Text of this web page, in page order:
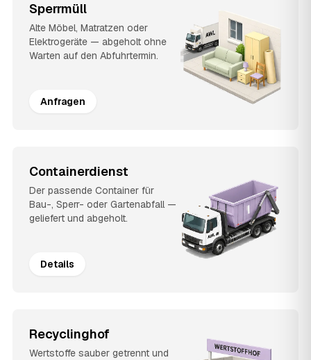
Sperrmüll
Alte Möbel, Matratzen oder
Elektrogeräte — abgeholt ohne
Warten auf den Abfuhrtermin.
Anfragen
Containerdienst
Der passende Container für
Bau-, Sperr- oder Gartenabfall —
geliefert und abgeholt.
Details
Recyclinghof
Wertstoffe sauber getrennt und